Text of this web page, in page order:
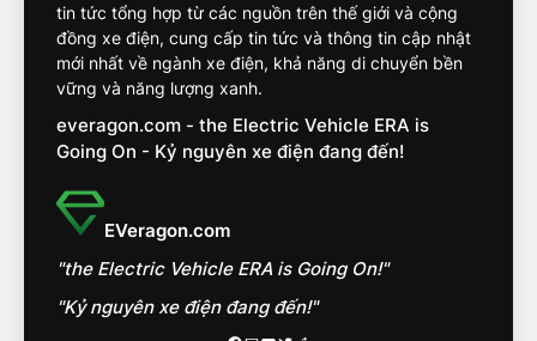
đối về an toàn trên VinFast
VF8
ĐÁNH GIÁ XE
14
VinFast VF7 đang bỏ xa
nhóm SUV hạng C chạy xăng
‘cảnh vệ’ ADAS, ‘trợ lý’ ViVi
trên ngàn dặm đường
CÔNG NGHỆ AI, TỰ LÁI, ADAS,
ROBOTAXI
tin tức tổng hợp từ các nguồn trên thế giới và cộng
đồng xe điện, cung cấp tin tức và thông tin cập nhật
mới nhất về ngành xe điện, khả năng di chuyển bền
vững và năng lượng xanh.
everagon.com - the Electric Vehicle ERA is
Going On - Kỷ nguyên xe điện đang đến!
EVeragon.com
"the Electric Vehicle ERA is Going On!"
"Kỷ nguyên xe điện đang đến!"